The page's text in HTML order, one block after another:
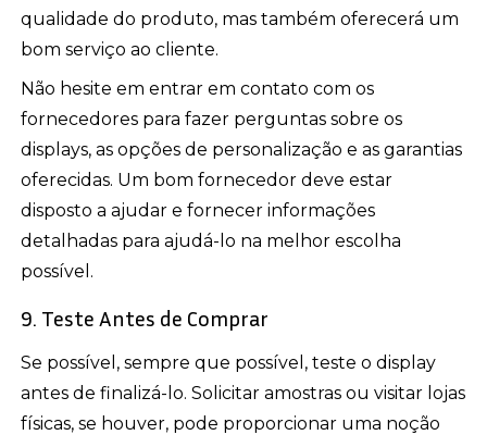
qualidade do produto, mas também oferecerá um
bom serviço ao cliente.
Não hesite em entrar em contato com os
fornecedores para fazer perguntas sobre os
displays, as opções de personalização e as garantias
oferecidas. Um bom fornecedor deve estar
disposto a ajudar e fornecer informações
detalhadas para ajudá-lo na melhor escolha
possível.
9. Teste Antes de Comprar
Se possível, sempre que possível, teste o display
antes de finalizá-lo. Solicitar amostras ou visitar lojas
físicas, se houver, pode proporcionar uma noção